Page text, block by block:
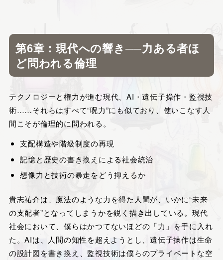
第6章：現代への響き──力ある者ほ
ど問われる倫理
テクノロジーと権力が進む現代、AI・遺伝子操作・監視技
術……それらはすべて“呪力”にも似ており、使いこなす人
間こそが倫理的に問われる。
支配構造や階級制度の再現
記憶と歴史の書き換えによる社会統治
想像力と技術の暴走をどう抑えるか
貴志祐介は、魔法のような力を得た人間が、いかに“未来
の支配者”となってしまうかを鋭く描き出している。現代
社会において、僕らはかつてないほどの「力」を手に入れ
た。AIは、人間の知性を超えようとし、遺伝子操作は生命
の設計図を書き換え、監視技術は僕らのプライベートな空